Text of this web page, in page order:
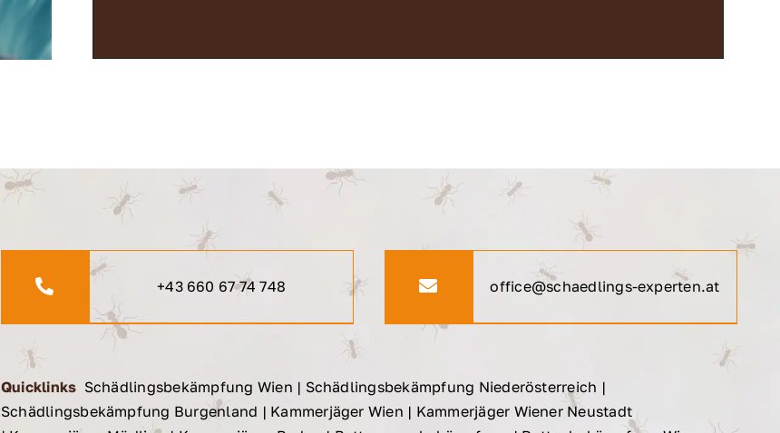
+43 660 67 74 748 office@schaedlings-experten.at
Quicklinks Schädlingsbekämpfung Wien | Schädlingsbekämpfung Niederösterreich |
Schädlingsbekämpfung Burgenland | Kammerjäger Wien | Kammerjäger Wiener Neustadt